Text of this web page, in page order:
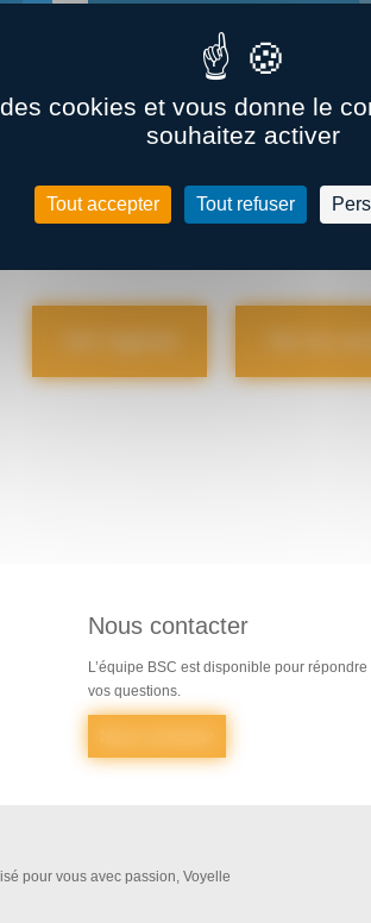
Quoi de neuf dans la supply
? – Juillet 2026
Nous contacter
L’équipe BSC est disponible pour répondre
vos questions.
pour vous avec passion, Voyelle
cookies et vous donne le
souhaitez activer
Tout accepter Tout refuser